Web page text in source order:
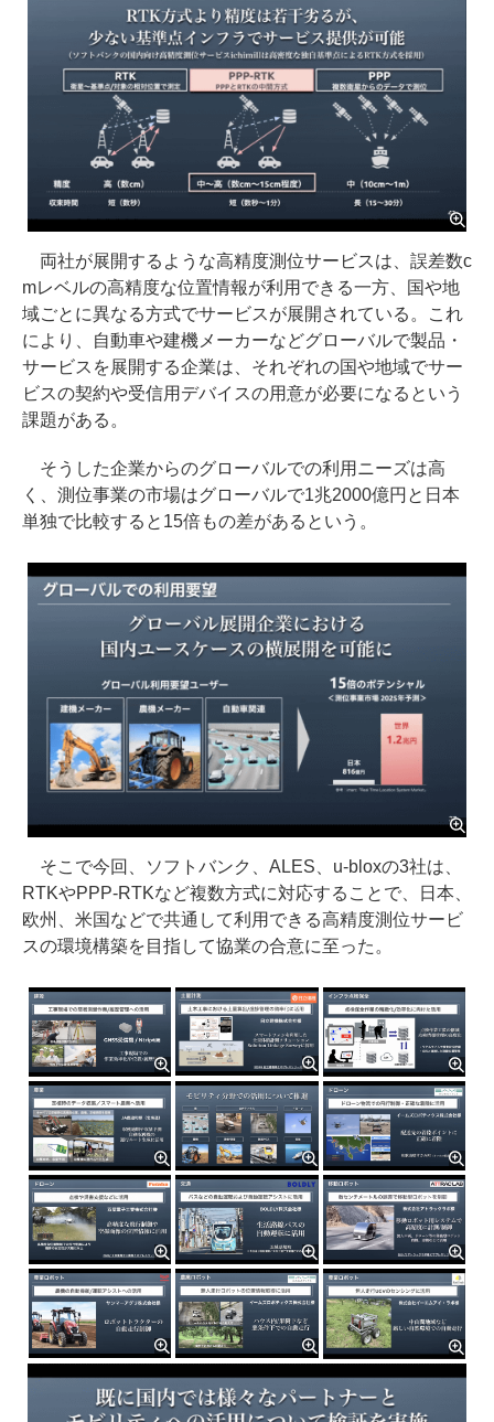
両社が展開するような高精度測位サービスは、誤差数c
mレベルの高精度な位置情報が利用できる一方、国や地
域ごとに異なる方式でサービスが展開されている。これ
により、自動車や建機メーカーなどグローバルで製品・
サービスを展開する企業は、それぞれの国や地域でサー
ビスの契約や受信用デバイスの用意が必要になるという
課題がある。
そうした企業からのグローバルでの利用ニーズは高
く、測位事業の市場はグローバルで1兆2000億円と日本
単独で比較すると15倍もの差があるという。
そこで今回、ソフトバンク、ALES、u-bloxの3社は、
RTKやPPP-RTKなど複数方式に対応することで、日本、
欧州、米国などで共通して利用できる高精度測位サービ
スの環境構築を目指して協業の合意に至った。